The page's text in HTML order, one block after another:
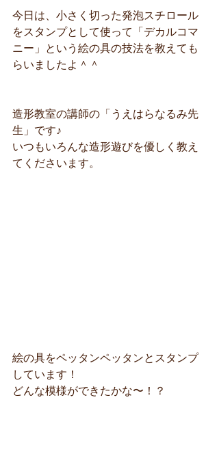
今日は、小さく切った発泡スチロール
をスタンプとして使って「デカルコマ
ニー」という絵の具の技法を教えても
らいましたよ＾＾
造形教室の講師の「うえはらなるみ先
生」です♪
いつもいろんな造形遊びを優しく教え
てくださいます。
絵の具をペッタンペッタンとスタンプ
しています！
どんな模様ができたかな〜！？